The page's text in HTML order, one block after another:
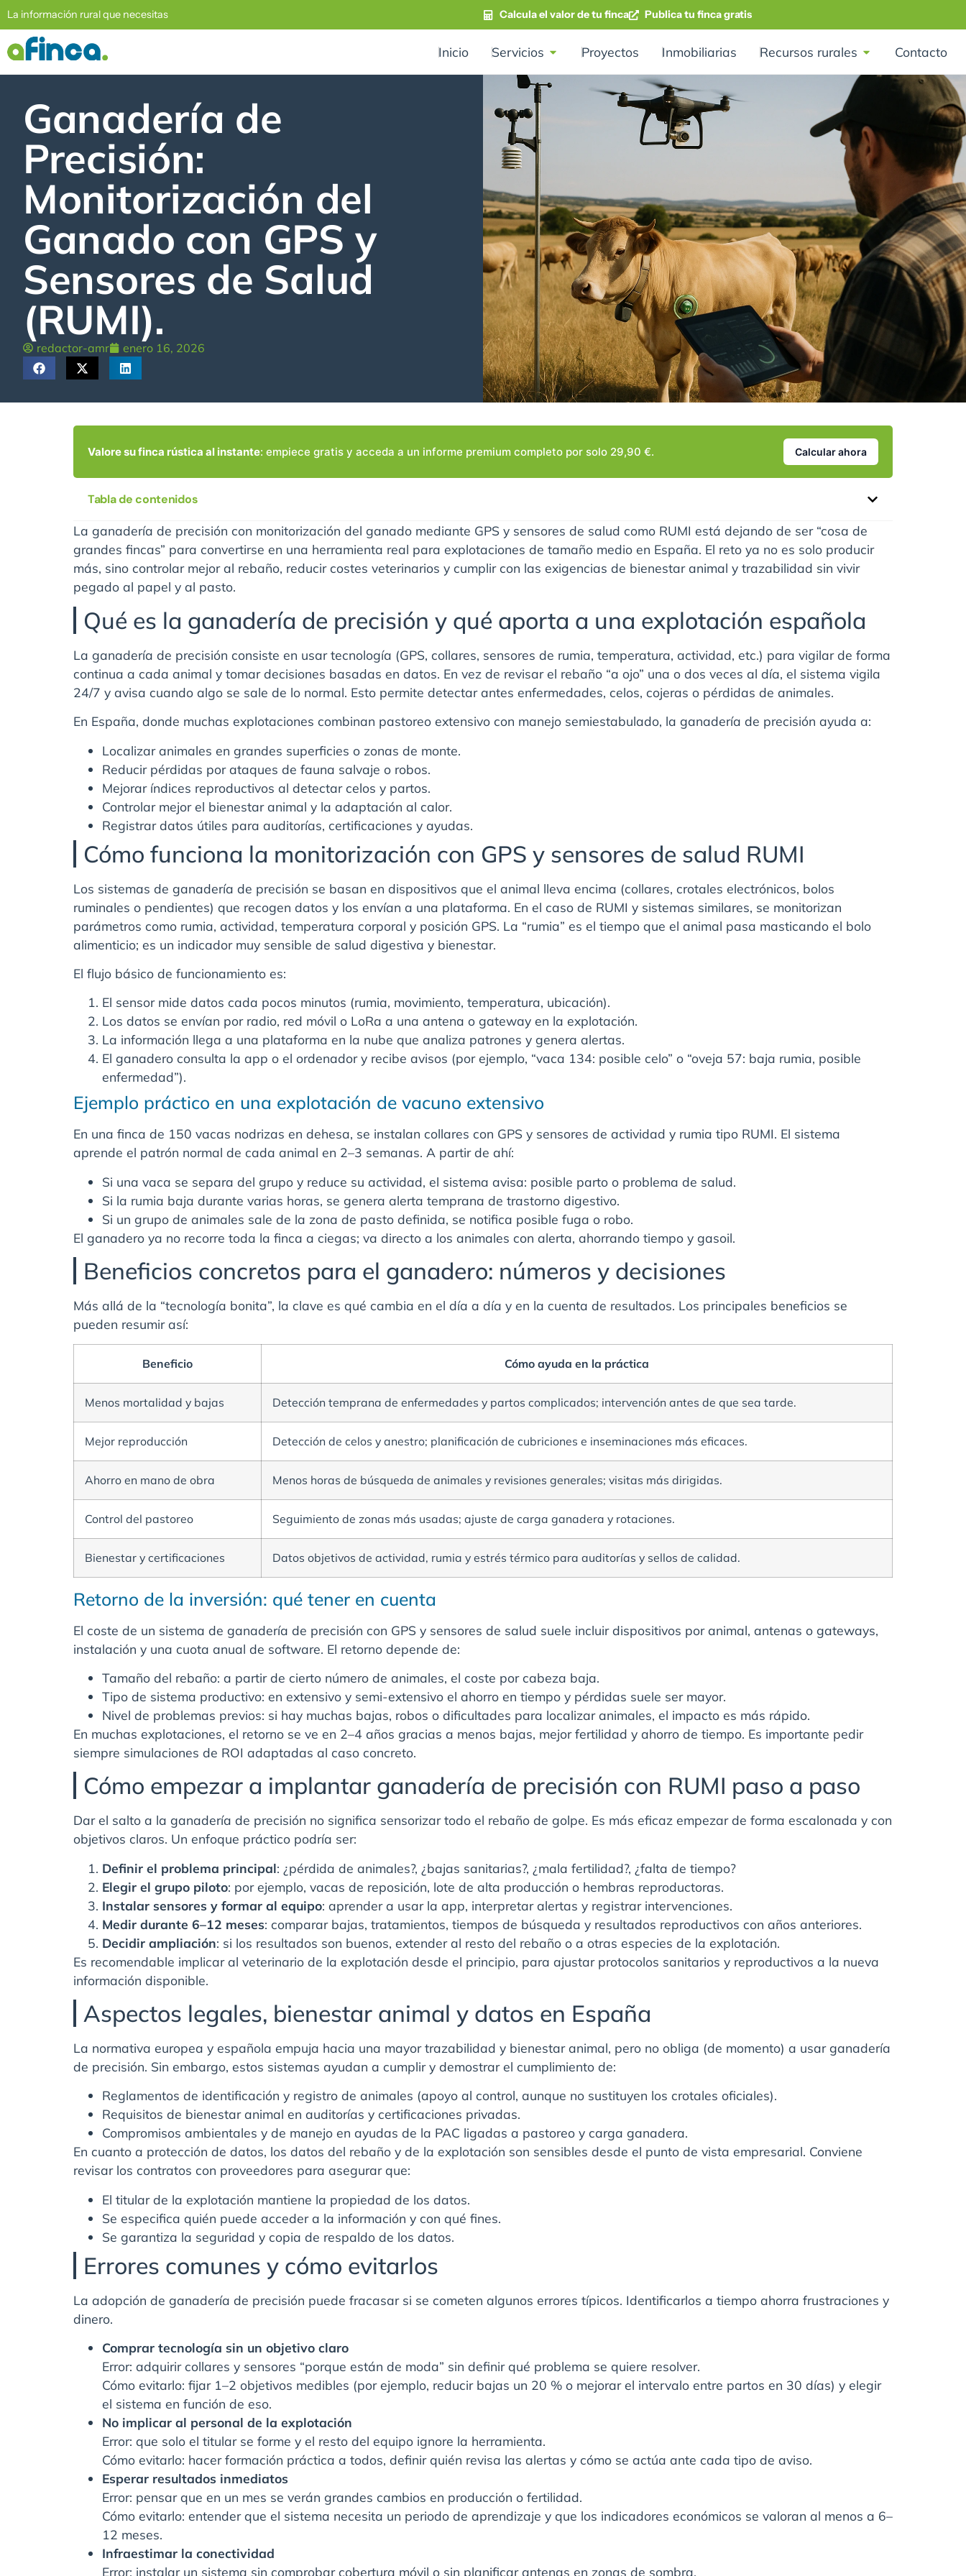
La información rural que necesitas Calcula el valor de tu finca Publica tu finca gratis
Inicio Servicios Proyectos Inmobiliarias Recursos rurales Contacto
Ganadería de
Precisión:
Monitorización del
Ganado con GPS y
Sensores de Salud
(RUMI).
redactor-amr enero 16, 2026
Valore su finca rústica al instante: empiece gratis y acceda a un informe premium completo por solo 29,90 €. Calcular ahora
Tabla de contenidos
La ganadería de precisión con monitorización del ganado mediante GPS y sensores de salud como RUMI está dejando de ser “cosa de
grandes fincas” para convertirse en una herramienta real para explotaciones de tamaño medio en España. El reto ya no es solo producir
más, sino controlar mejor al rebaño, reducir costes veterinarios y cumplir con las exigencias de bienestar animal y trazabilidad sin vivir
pegado al papel y al pasto.
Qué es la ganadería de precisión y qué aporta a una explotación española
La ganadería de precisión consiste en usar tecnología (GPS, collares, sensores de rumia, temperatura, actividad, etc.) para vigilar de forma
continua a cada animal y tomar decisiones basadas en datos. En vez de revisar el rebaño “a ojo” una o dos veces al día, el sistema vigila
24/7 y avisa cuando algo se sale de lo normal. Esto permite detectar antes enfermedades, celos, cojeras o pérdidas de animales.
En España, donde muchas explotaciones combinan pastoreo extensivo con manejo semiestabulado, la ganadería de precisión ayuda a:
Localizar animales en grandes superficies o zonas de monte.
Reducir pérdidas por ataques de fauna salvaje o robos.
Mejorar índices reproductivos al detectar celos y partos.
Controlar mejor el bienestar animal y la adaptación al calor.
Registrar datos útiles para auditorías, certificaciones y ayudas.
Cómo funciona la monitorización con GPS y sensores de salud RUMI
Los sistemas de ganadería de precisión se basan en dispositivos que el animal lleva encima (collares, crotales electrónicos, bolos
ruminales o pendientes) que recogen datos y los envían a una plataforma. En el caso de RUMI y sistemas similares, se monitorizan
parámetros como rumia, actividad, temperatura corporal y posición GPS. La “rumia” es el tiempo que el animal pasa masticando el bolo
alimenticio; es un indicador muy sensible de salud digestiva y bienestar.
El flujo básico de funcionamiento es:
El sensor mide datos cada pocos minutos (rumia, movimiento, temperatura, ubicación).
Los datos se envían por radio, red móvil o LoRa a una antena o gateway en la explotación.
La información llega a una plataforma en la nube que analiza patrones y genera alertas.
El ganadero consulta la app o el ordenador y recibe avisos (por ejemplo, “vaca 134: posible celo” o “oveja 57: baja rumia, posible
enfermedad”).
Ejemplo práctico en una explotación de vacuno extensivo
En una finca de 150 vacas nodrizas en dehesa, se instalan collares con GPS y sensores de actividad y rumia tipo RUMI. El sistema
aprende el patrón normal de cada animal en 2–3 semanas. A partir de ahí:
Si una vaca se separa del grupo y reduce su actividad, el sistema avisa: posible parto o problema de salud.
Si la rumia baja durante varias horas, se genera alerta temprana de trastorno digestivo.
Si un grupo de animales sale de la zona de pasto definida, se notifica posible fuga o robo.
El ganadero ya no recorre toda la finca a ciegas; va directo a los animales con alerta, ahorrando tiempo y gasoil.
Beneficios concretos para el ganadero: números y decisiones
Más allá de la “tecnología bonita”, la clave es qué cambia en el día a día y en la cuenta de resultados. Los principales beneficios se
pueden resumir así:
Beneficio Cómo ayuda en la práctica
Menos mortalidad y bajas Detección temprana de enfermedades y partos complicados; intervención antes de que sea tarde.
Mejor reproducción Detección de celos y anestro; planificación de cubriciones e inseminaciones más eficaces.
Ahorro en mano de obra Menos horas de búsqueda de animales y revisiones generales; visitas más dirigidas.
Control del pastoreo Seguimiento de zonas más usadas; ajuste de carga ganadera y rotaciones.
Bienestar y certificaciones Datos objetivos de actividad, rumia y estrés térmico para auditorías y sellos de calidad.
Retorno de la inversión: qué tener en cuenta
El coste de un sistema de ganadería de precisión con GPS y sensores de salud suele incluir dispositivos por animal, antenas o gateways,
instalación y una cuota anual de software. El retorno depende de:
Tamaño del rebaño: a partir de cierto número de animales, el coste por cabeza baja.
Tipo de sistema productivo: en extensivo y semi-extensivo el ahorro en tiempo y pérdidas suele ser mayor.
Nivel de problemas previos: si hay muchas bajas, robos o dificultades para localizar animales, el impacto es más rápido.
En muchas explotaciones, el retorno se ve en 2–4 años gracias a menos bajas, mejor fertilidad y ahorro de tiempo. Es importante pedir
siempre simulaciones de ROI adaptadas al caso concreto.
Cómo empezar a implantar ganadería de precisión con RUMI paso a paso
Dar el salto a la ganadería de precisión no significa sensorizar todo el rebaño de golpe. Es más eficaz empezar de forma escalonada y con
objetivos claros. Un enfoque práctico podría ser:
Definir el problema principal: ¿pérdida de animales?, ¿bajas sanitarias?, ¿mala fertilidad?, ¿falta de tiempo?
Elegir el grupo piloto: por ejemplo, vacas de reposición, lote de alta producción o hembras reproductoras.
Instalar sensores y formar al equipo: aprender a usar la app, interpretar alertas y registrar intervenciones.
Medir durante 6–12 meses: comparar bajas, tratamientos, tiempos de búsqueda y resultados reproductivos con años anteriores.
Decidir ampliación: si los resultados son buenos, extender al resto del rebaño o a otras especies de la explotación.
Es recomendable implicar al veterinario de la explotación desde el principio, para ajustar protocolos sanitarios y reproductivos a la nueva
información disponible.
Aspectos legales, bienestar animal y datos en España
La normativa europea y española empuja hacia una mayor trazabilidad y bienestar animal, pero no obliga (de momento) a usar ganadería
de precisión. Sin embargo, estos sistemas ayudan a cumplir y demostrar el cumplimiento de:
Reglamentos de identificación y registro de animales (apoyo al control, aunque no sustituyen los crotales oficiales).
Requisitos de bienestar animal en auditorías y certificaciones privadas.
Compromisos ambientales y de manejo en ayudas de la PAC ligadas a pastoreo y carga ganadera.
En cuanto a protección de datos, los datos del rebaño y de la explotación son sensibles desde el punto de vista empresarial. Conviene
revisar los contratos con proveedores para asegurar que:
El titular de la explotación mantiene la propiedad de los datos.
Se especifica quién puede acceder a la información y con qué fines.
Se garantiza la seguridad y copia de respaldo de los datos.
Errores comunes y cómo evitarlos
La adopción de ganadería de precisión puede fracasar si se cometen algunos errores típicos. Identificarlos a tiempo ahorra frustraciones y
dinero.
Comprar tecnología sin un objetivo claro
Error: adquirir collares y sensores “porque están de moda” sin definir qué problema se quiere resolver.
Cómo evitarlo: fijar 1–2 objetivos medibles (por ejemplo, reducir bajas un 20 % o mejorar el intervalo entre partos en 30 días) y elegir
el sistema en función de eso.
No implicar al personal de la explotación
Error: que solo el titular se forme y el resto del equipo ignore la herramienta.
Cómo evitarlo: hacer formación práctica a todos, definir quién revisa las alertas y cómo se actúa ante cada tipo de aviso.
Esperar resultados inmediatos
Error: pensar que en un mes se verán grandes cambios en producción o fertilidad.
Cómo evitarlo: entender que el sistema necesita un periodo de aprendizaje y que los indicadores económicos se valoran al menos a 6–
12 meses.
Infraestimar la conectividad
Error: instalar un sistema sin comprobar cobertura móvil o sin planificar antenas en zonas de sombra.